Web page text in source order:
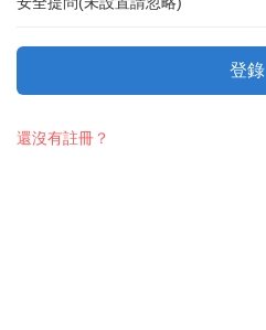
登錄
還沒有註冊？